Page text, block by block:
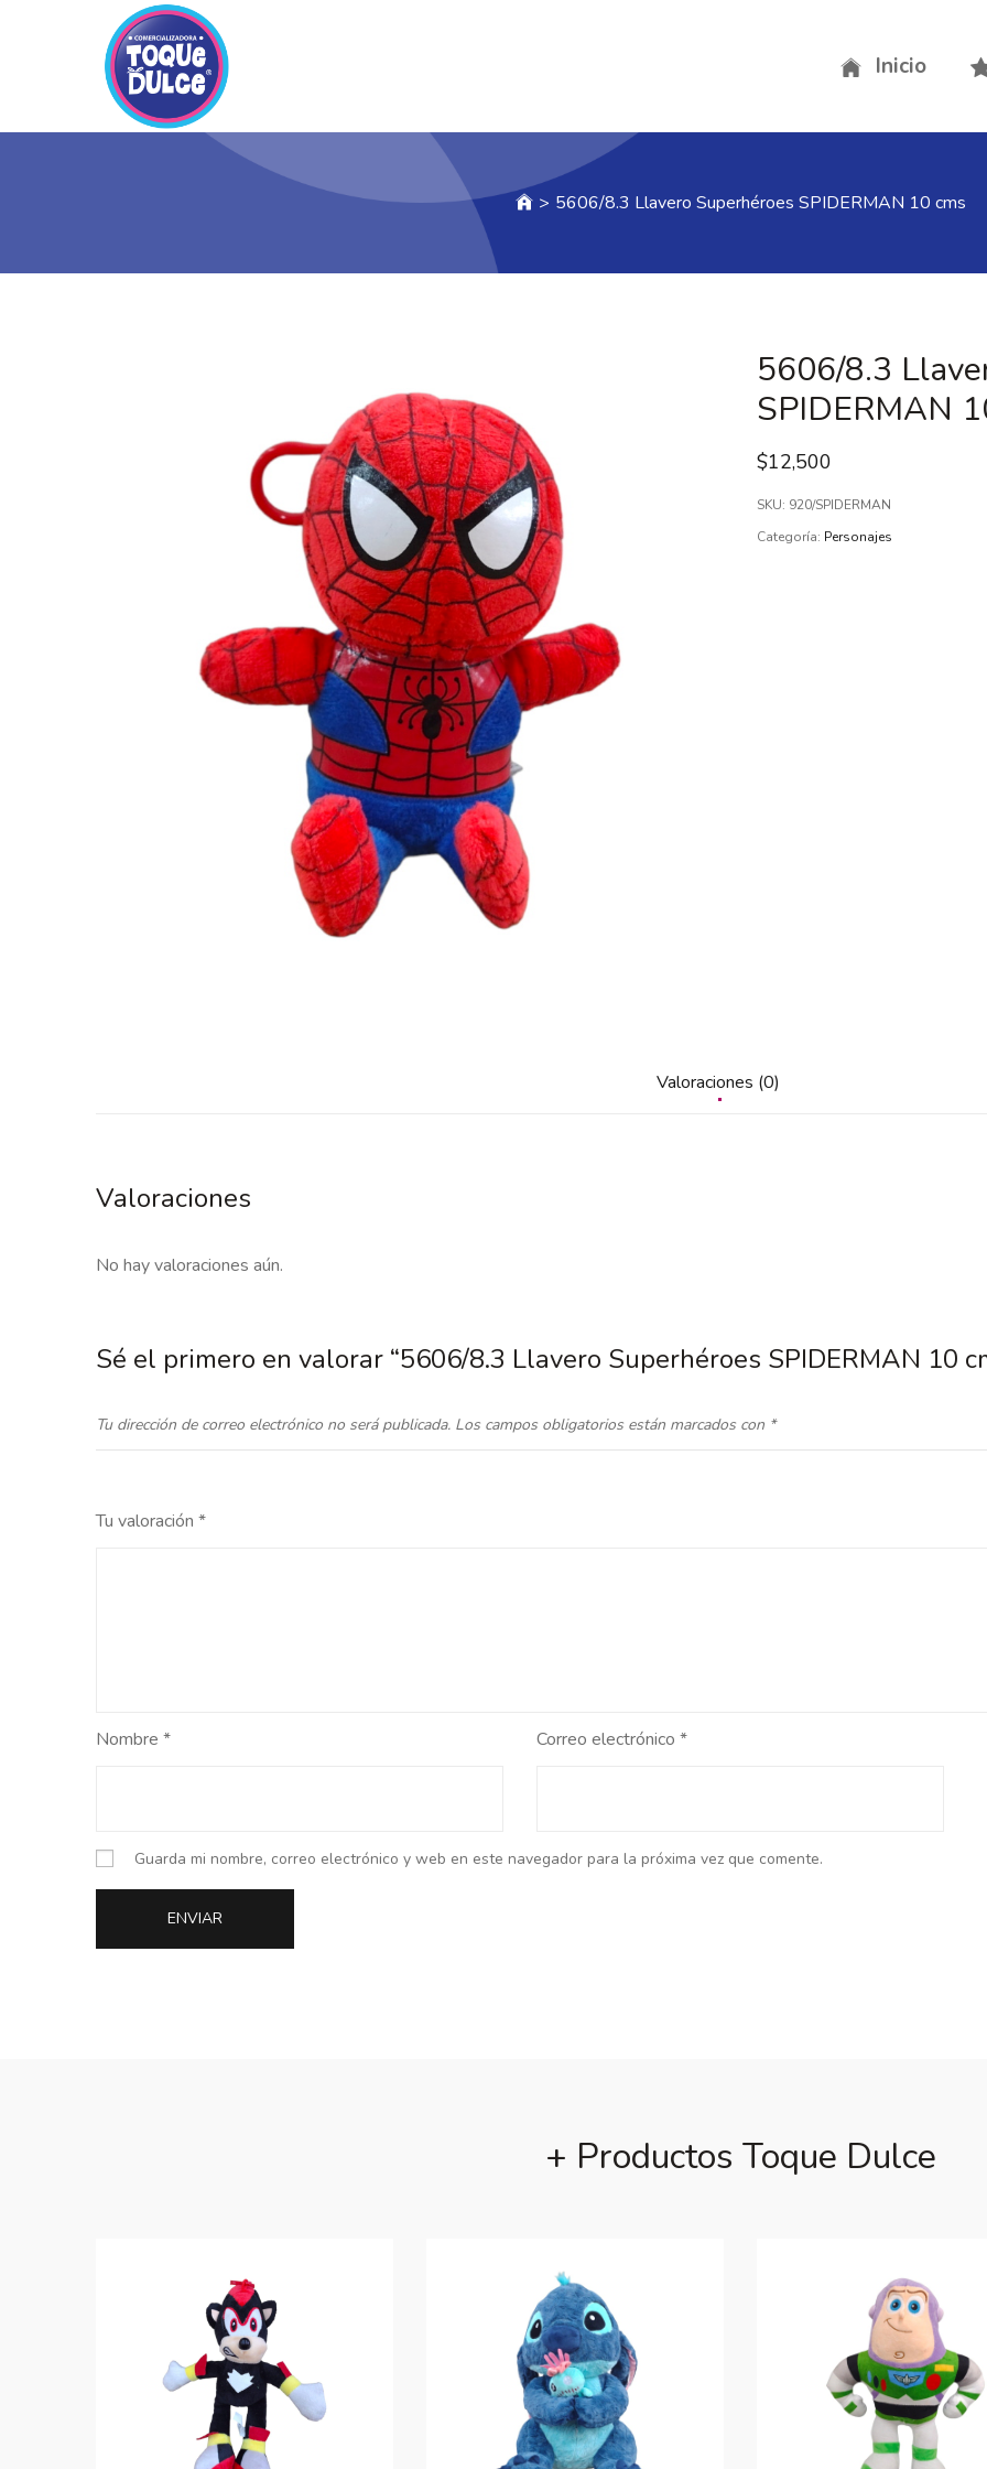
Inicio
> 5606/8.3 Llavero Superhéroes SPIDERMAN 10 cms
5606/8.3
SPIDERMAN
$12,500
SKU: 920/SPIDERMAN
Categoría: Personajes
Valoraciones (0)
Valoraciones
No hay valoraciones aún.
Sé el primero en valorar “5606/8.3 Llavero Superhéroes SPIDERMAN 10
Tu dirección de correo electrónico no será publicada. Los campos obligatorios están marcados con *
Tu valoración *
Nombre * Correo electrónico *
Guarda mi nombre, correo electrónico y web en este navegador para la próxima vez que comente.
+ Productos Toque Dulce